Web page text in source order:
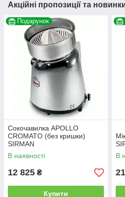
Акційні пропозиції та
Подарунок
Сокочавилка APOLLO
CROMATO (без кришки)
SIRMAN
В наявності
12 825 ₴
Купити
В